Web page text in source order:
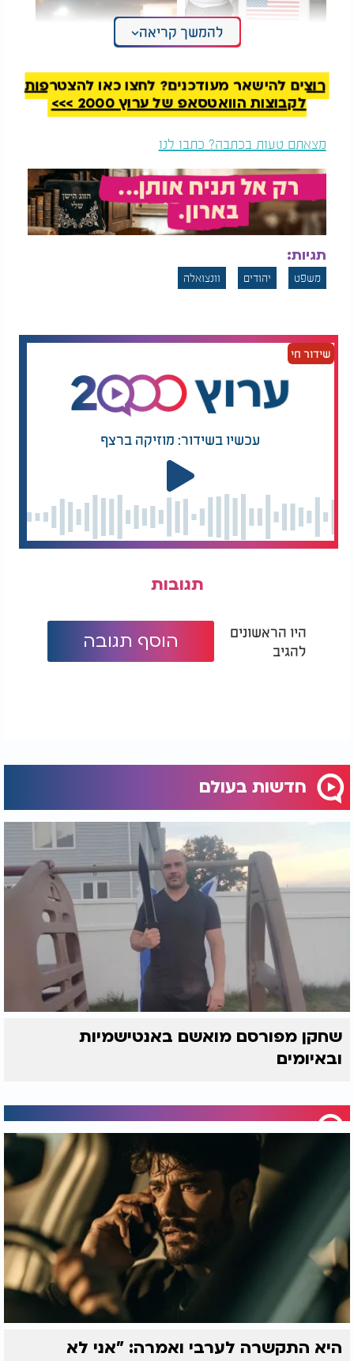
דאגה בישראל: עקב
ביטוי של המועמדת
פיצוצים מסתוריים
במפקדת חיל ההגנה
על קיר חדרו בבית המשפט תלוי הפסוק "צדק צדק
תרדוף", שלדבריו משמש לו תזכורת קבועה לכך ש"אין
לנו מונופול על האמת - עלינו לרדוף אחרי הצדק כל
הזמן". בכך הוא מציג גישה של ענווה שיפוטית, לצד
מחויבות עמוקה למוסר יהודי.
הלרשטיין נחשב לחלוץ גם בהיבט החברתי. לדבריו,
כאשר נכנס לעולם המשפט בשנות ה-50, היה היהודי
האורתודוקסי הראשון שהתקבל לאחת מפירמות עורכי
הדין הגדולות בניו יורק - בעידן שבו יהדותו לא התקבלה
תמיד בברכה. "האפליה הייתה בוטה, אבל שמרתי על
עקרונותיי", סיפר.
כל מערכת משפטית אנושית, הוא מרגיש מחויבות
עמוקה כלפי דין גבוה יותר: "מעבר לביקורת של בית
המשפט לערעורים - אני צריך לתת דין וחשבון
לא-לוהים. זו השליחות שלי כשופט".
להמשך קריאה
רוצים להישאר מעודכנים? לחצו כאן להצטרפות
לקבוצות הוואטסאפ של ערוץ 2000 >>>
מצאתם טעות בכתבה? כתבו לנו
תגיות:
משפט יהודים וונצואלה
שידור חי
עכשיו בשידור: מוזיקה ברצף
תגובות
היו הראשונים
להגיב
הוסף תגובה
חדשות בעולם
שחקן מפורסם מואשם באנטישמיות
ובאיומים
היא התקשרה לערבי ואמרה: "אני לא